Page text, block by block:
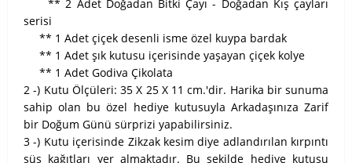
** 2 Adet Doğadan Bitki Çayı - Doğadan Kış çayları
serisi
** 1 Adet çiçek desenli isme özel kuypa bardak
** 1 Adet şık kutusu içerisinde yaşayan çiçek kolye
** 1 Adet Godiva Çikolata
2 -) Kutu Ölçüleri: 35 X 25 X 11 cm.'dir. Harika bir sunuma
sahip olan bu özel hediye kutusuyla Arkadaşınıza Zarif
bir Doğum Günü sürprizi yapabilirsiniz.
3 -) Kutu içerisinde Zikzak kesim diye adlandırılan kırpıntı
süs kağıtları yer almaktadır. Bu şekilde hediye kutusu